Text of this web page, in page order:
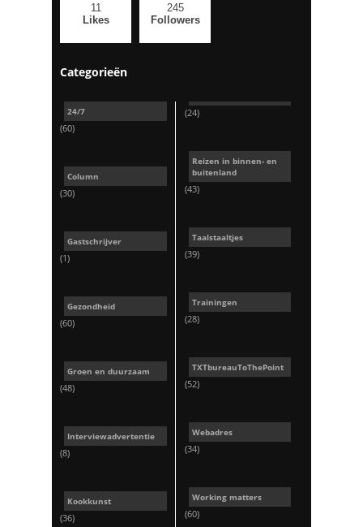
11
Likes
245
Followers
Categorieën
24/7
(60)
Column
(30)
Gastschrijver
(1)
Gezondheid
(60)
Groen en duurzaam
(48)
Interviewadvertentie
(8)
Kookkunst
(36)
(24)
Reizen in binnen- en
buitenland
(43)
Taalstaaltjes
(39)
Trainingen
(28)
TXTbureauToThePoint
(52)
Webadres
(34)
Working matters
(60)